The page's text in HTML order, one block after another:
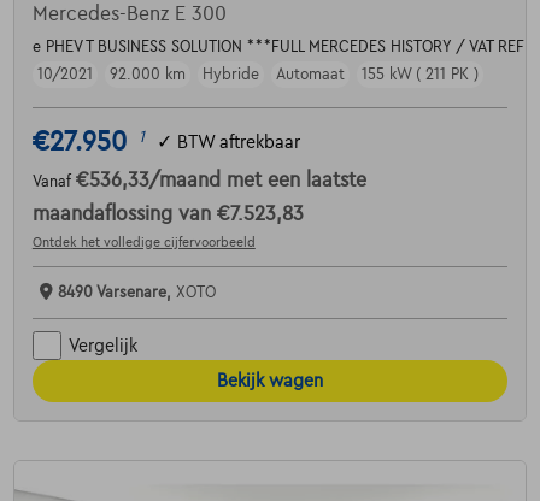
Mercedes-Benz E 300
e PHEV T BUSINESS SOLUTION ***FULL MERCEDES HISTORY / VAT
10/2021
92.000 km Hybride Automaat 155 kW ( 211 PK )
€27.950 1 ✓ BTW aftrekbaar
Vanaf €536,33/maand met een laatste
maandaflossing van €7.523,83
Ontdek het volledige cijfervoorbeeld
8490 Varsenare, XOTO
Vergelijk
Bekijk wagen